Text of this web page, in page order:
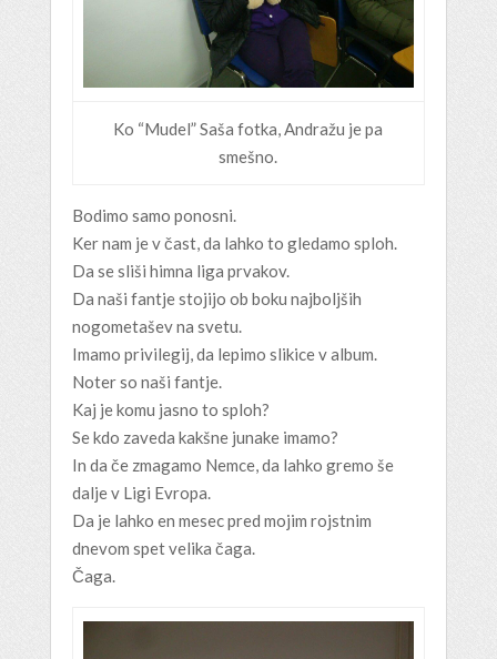
Ko “Mudel” Saša fotka, Andražu je pa
smešno.
Bodimo samo ponosni.
Ker nam je v čast, da lahko to gledamo sploh.
Da se sliši himna liga prvakov.
Da naši fantje stojijo ob boku najboljših
nogometašev na svetu.
Imamo privilegij, da lepimo slikice v album.
Noter so naši fantje.
Kaj je komu jasno to sploh?
Se kdo zaveda kakšne junake imamo?
In da če zmagamo Nemce, da lahko gremo še
dalje v Ligi Evropa.
Da je lahko en mesec pred mojim rojstnim
dnevom spet velika čaga.
Čaga.